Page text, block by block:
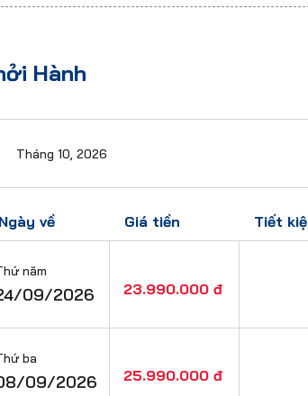
Hành
Tháng 10, 2026
Ngày về Giá tiền Tiết
năm
09/2026 23.990.000 đ
ba
09/2026 25.990.000 đ